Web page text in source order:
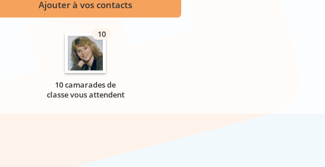
Ajouter à vos contacts
10
10 camarades de
classe vous attendent